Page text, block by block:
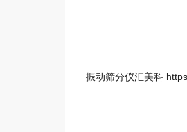
振动筛分仪汇美科